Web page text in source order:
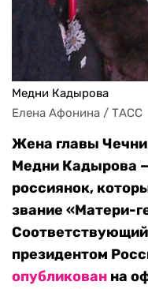
Медни Кадырова
Елена Афонина / ТАСС
Жена главы
Медни Кадырова
россиянок,
звание «Матери-
президентом
опубликован на